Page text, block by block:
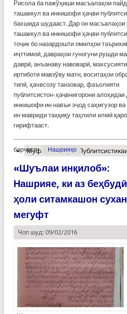
Рисола ба пажўҳиши масъалаҳои
ташаккул ва инкишофи ҳаҷви
бахшида шудааст. Дар он
ташаккул ва инкишофи ҳаҷви
тоҷик бо назардошти омилҳои
иҷттимоӣ, давраҳои гуногуни рушди
даврӣ, анъанаву навоварӣ,
иртиботи мавзўву матн, воситаҳои
типӣ, ҳачвсозу танзовар, фаъолияти
публитсистон-ҳаҷвнигорони алоҳидаи
инкишофи ин навъи эҷод саҳмгузор
ин мавриди таҳқиқу таҳлили илмӣ
гирифтааст.
барчасп: Нашрияҳо
Муфассалтаро
«Шуълаи инқилоб»:
Нашрияе, ки аз
ҳоли ситамкашон сухан
мегуфт
Чоп шуд: 09/02/2016